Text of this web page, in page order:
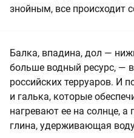
знойным, все происходит
Балка, впадина, дол —
больше водный ресурс, —
российских терруаров. И
и галька, которые
нагревают ее на солнце, а
глина, удерживающая